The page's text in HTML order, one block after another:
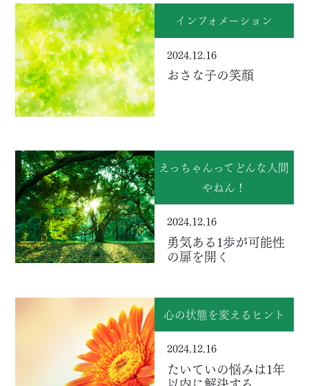
インフォメーション
2024.12.16
おさな子の笑顔
えっちゃんってどんな人間
やねん！
2024.12.16
勇気ある1歩が可能性
の扉を開く
心の状態を変えるヒント
2024.12.16
たいていの悩みは1年